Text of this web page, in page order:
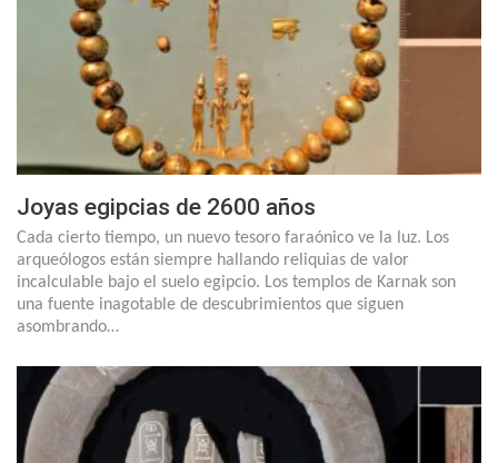
Joyas egipcias de 2600 años
Cada cierto tiempo, un nuevo tesoro faraónico ve la luz. Los
arqueólogos están siempre hallando reliquias de valor
incalculable bajo el suelo egipcio. Los templos de Karnak son
una fuente inagotable de descubrimientos que siguen
asombrando…